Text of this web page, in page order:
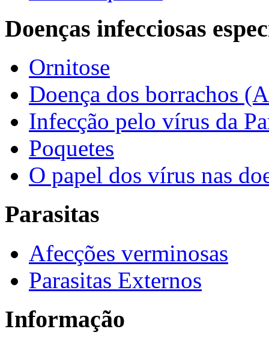
Doenças infecciosas
Ornitose
Doença dos borrachos
Infecção pelo vírus da
Poquetes
O papel dos vírus nas
Parasitas
Afecções verminosas
Parasitas Externos
Informação